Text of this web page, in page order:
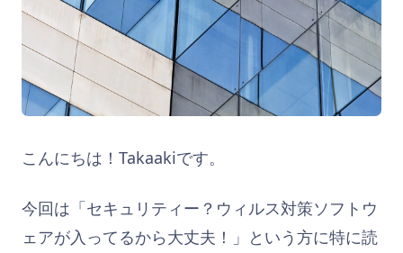
こんにちは！Takaakiです。
今回は「セキュリティー？ウィルス対策ソフトウ
ェアが入ってるから大丈夫！」という方に特に読